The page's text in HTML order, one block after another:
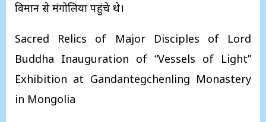
विमान से मंगोलिया पहुंचे थे।
Sacred Relics of Major Disciples of Lord
Buddha Inauguration of “Vessels of Light”
Exhibition at Gandantegchenling Monastery
in Mongolia